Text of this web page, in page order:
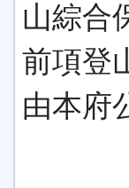
山綜合
前項登
由本府